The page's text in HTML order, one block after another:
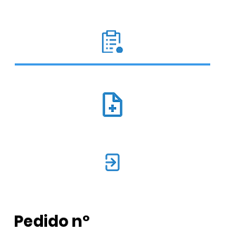
Pedido nº